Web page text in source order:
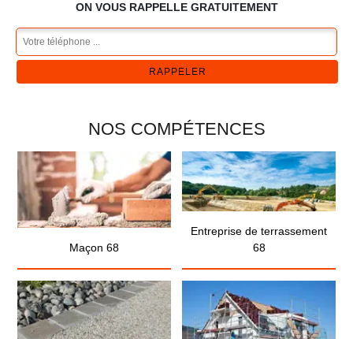
ON VOUS RAPPELLE GRATUITEMENT
NOS COMPÉTENCES
Maçon 68
Entreprise de terrassement
68